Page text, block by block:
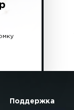
Поддержка